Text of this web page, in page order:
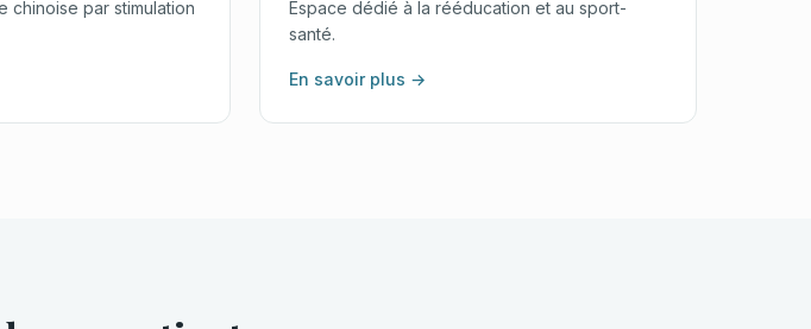
chinoise par stimulation
Espace dédié à la rééducation et au sport-
santé.
En savoir plus →